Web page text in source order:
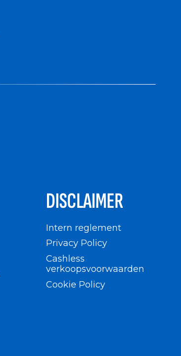
DISCLAIMER
Intern reglement
Privacy Policy
Cashless
verkoopsvoorwaarden
Cookie Policy